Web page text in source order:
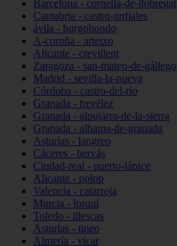
Barcelona - cornellà-de-llobregat
Cantabria - castro-urdiales
ávila - burgohondo
A-coruña - arteixo
Alicante - crevillent
Zaragoza - san-mateo-de-gállego
Madrid - sevilla-la-nueva
Córdoba - castro-del-río
Granada - trevélez
Granada - alpujarra-de-la-sierra
Granada - alhama-de-granada
Asturias - langreo
Cáceres - hervás
Ciudad-real - puerto-lápice
Alicante - polop
Valencia - catarroja
Murcia - lorquí
Toledo - illescas
Asturias - tineo
Almería - vícar